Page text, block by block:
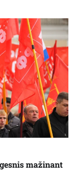
mažinant